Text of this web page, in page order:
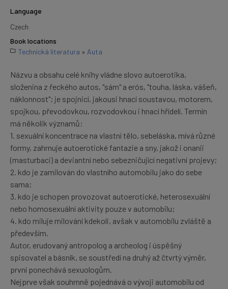
Language
Czech
Book locations
Technická literatura » Auta
Názvu a obsahu celé knihy vládne slovo autoerotika,
složenina z řeckého autos, "sám" a erós, "touha, láska, vášeň,
náklonnost"; je spojnicí, jakousi hnací soustavou, motorem,
spojkou, převodovkou, rozvodovkou i hnací hřídelí. Termín
má několik významů:
1. sexuální koncentrace na vlastní tělo, sebeláska, mívá různé
formy, zahrnuje autoerotické fantazie a sny, jakož i onanii
(masturbaci) a deviantní nebo sebezničující negativní projevy;
2. kdo je zamilován do vlastního automobilu jako do sebe
sama;
3. kdo je schopen provozovat autoerotické, heterosexuální
nebo homosexuální aktivity pouze v automobilu;
4. kdo miluje milování kdekoli, avšak v automobilu zvláště a
především.
Autor, erudovaný antropolog a archeolog i úspěšný
spisovatel a básník, se soustředí na druhý až čtvrtý výměr,
první ponechává sexuologům.
Nejprve však souhrnně pojednává o vývoji automobilu od